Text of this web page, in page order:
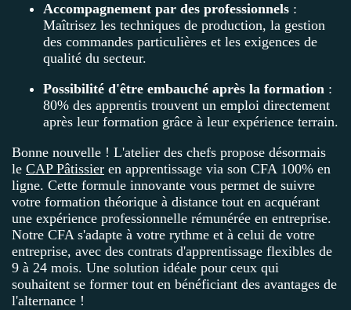
Accompagnement par des professionnels :
Maîtrisez les techniques de production, la gestion
des commandes particulières et les exigences de
qualité du secteur.
Possibilité d'être embauché après la formation :
80% des apprentis trouvent un emploi directement
après leur formation grâce à leur expérience terrain.
Bonne nouvelle ! L'atelier des chefs propose désormais
le CAP Pâtissier en apprentissage via son CFA 100% en
ligne. Cette formule innovante vous permet de suivre
votre formation théorique à distance tout en acquérant
une expérience professionnelle rémunérée en entreprise.
Notre CFA s'adapte à votre rythme et à celui de votre
entreprise, avec des contrats d'apprentissage flexibles de
9 à 24 mois. Une solution idéale pour ceux qui
souhaitent se former tout en bénéficiant des avantages de
l'alternance !